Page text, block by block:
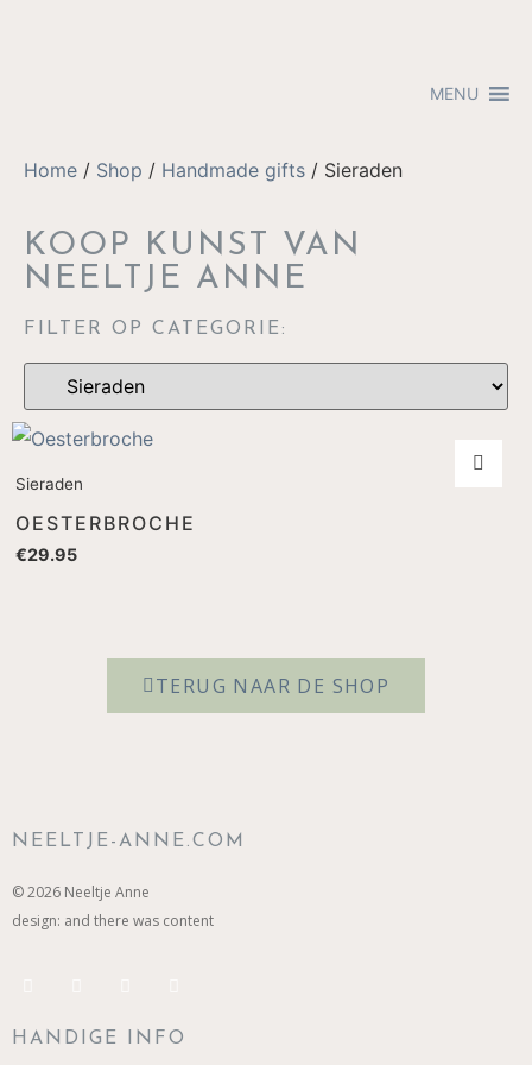
MENU
Home / Shop / Handmade gifts / Sieraden
KOOP KUNST VAN
NEELTJE ANNE
FILTER OP CATEGORIE:
Sieraden
OESTERBROCHE
€29.95
TERUG NAAR DE SHOP
NEELTJE-ANNE.COM
© 2026 Neeltje Anne
design: and there was content
HANDIGE INFO